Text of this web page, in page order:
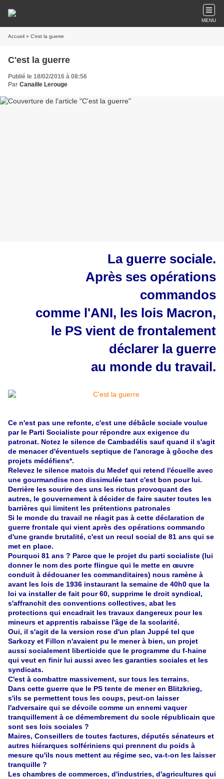
MENU
Accueil » C'est la guerre
C'est la guerre
Publié le 18/02/2016 à 08:56
Par Canaille Lerouge
La guerre sociale.
Après ses opérations
commandos
comme l'ANI, les lois Macron,
le PS vient de frontalement
déclarer la guerre
au monde du travail.
Ce n'est pas une refonte, c'est une débâcle sociale voulue
par le Parti Socialiste pour répondre aux exigence du
patronat. Notez le silence de Cambadélis sauf quand il s'agit
de menacer d'éventuels septique de l'ancrage à gôoche des
projets médéfiens*.
Relevez le silence matois du Medef qui retend l'écuelle avec
une gourmandise non dissimulée tant c'est bon pour lui.
Derrière les sourire des uns les rictus provoquant des
autres, le gouvernement à décider de faire sauter toutes les
barrières qui limitent les prétentions patronales
Si le monde du travail ne réagit pas à cette déclaration de
guerre frontale qui vient après des opérations commando
d'une grande brutalité, c'est un recul social de 81 ans qui se
met en place.
Pourquoi 81 ans ? Parce que le projet du parti socialiste (lui
donner le nom des porte flingue qui le mette en œuvre
conduit à dédouaner les commanditaires) nous ramène à
avant les lois de 1936 instaurant la semaine de 40h0 que la
loi va installer de fait pour 60, supprime le droit syndical,
s'affranchit des conventions collectives, abat les
protections qui encadrait les travaux dangereux pour les
mineurs et apprentis rabaisse l'âge de la scolarité.
Oui, il s'agit de la version rose d'un plan Juppé tel que
Sarkozy et Fillon n'avaient pu le mener à bien, un projet
aussi socialement liberticide que le programme du f-haine
qui veut en finir lui aussi avec les garanties sociales et les
syndicats.
C'est à combattre massivement, sur tous les terrains.
Dans cette guerre que le PS tente de mener en Blitzkrieg,
s'ils se permettent tous les coups, peut-on laisser
l'adversaire qui se dévoile comme un ennemi vaquer
tranquillement à ce démembrement du socle républicain que
sont ses lois sociales ?
Maires, Conseillers de toutes factures, députés sénateurs et
autres hiérarques solfériniens qui prennent du poids à
mesure qu'ils nous mettent au régime sec, va-t-on les laisser
tranquille ?
Les chambres de commerces, d'industries, d'agricultures qui